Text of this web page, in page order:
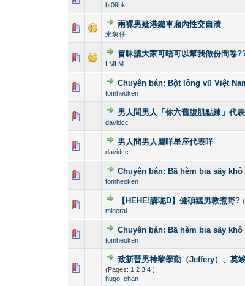
bt09hk
兩裸男疑港鐵車廂內性交自瀆
水象仔
0 Vote(s)
冒昧請大家可唔可以幫我做份問卷
LMLM
0 Vote(s)
Chuyên bán: Bột lông vũ Việt
tomheoken
0 Vote(s)
男人問男人「你六舊腹肌點練」代
davidcc
0 Vote(s)
男人問男人屬咩星座代表咩
davidcc
0 Vote(s)
Chuyên bán: Bã hèm bia sấy khô
tomheoken
0 Vote(s)
【HEHE!講呢D】健碩猛男教煮野?
mineral
0 Vote(s)
Chuyên bán: Bã hèm bia sấy
tomheoken
0 Vote(s)
致新晉男神黎學勤（Jeffery）、莫
(Pages: 1 2 3 4 )
hugo_chan